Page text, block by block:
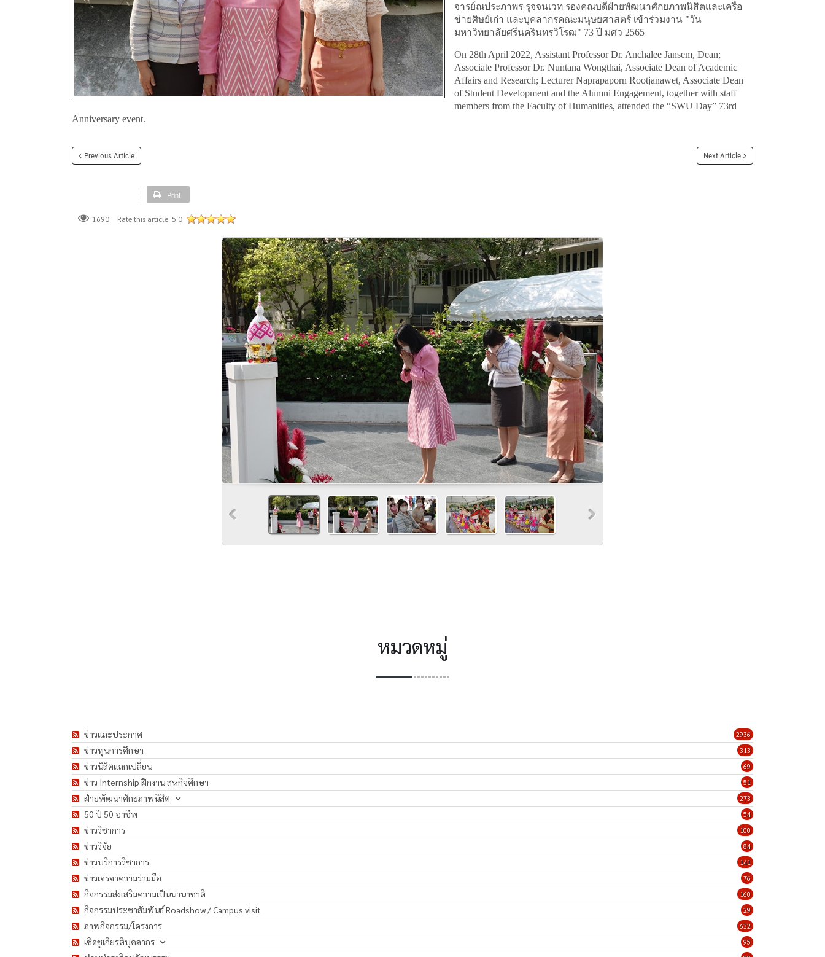
จารย์ณประภาพร รุจจนเวท รองคณบดีฝ่ายพัฒนาศักยภาพนิสิตและเครือ
ข่ายศิษย์เก่า และบุคลากรคณะมนุษยศาสตร์ เข้าร่วมงาน "วัน
มหาวิทยาลัยศรีนครินทรวิโรฒ" 73 ปี มศว 2565
On 28th April 2022, Assistant Professor Dr. Anchalee Jansem, Dean;
Associate Professor Dr. Nuntana Wongthai, Associate Dean of Academic
Affairs and Research; Lecturer Naprapaporn Rootjanawet, Associate Dean
of Student Development and the Alumni Engagement, together with staff
members from the Faculty of Humanities, attended the “SWU Day” 73rd
Anniversary event.
Previous Article Next Article
Print
1690 Rate this article: 5.0
หมวดหมู่
2936
ข่าวและประกาศ
313
ข่าวทุนการศึกษา
69
ข่าวนิสิตแลกเปลี่ยน
51
ข่าว Internship ฝึกงาน สหกิจศึกษา
273
ฝ่ายพัฒนาศักยภาพนิสิต
54
50 ปี 50 อาชีพ
100
ข่าววิชาการ
84
ข่าววิจัย
141
ข่าวบริการวิชาการ
76
ข่าวเจรจาความร่วมมือ
160
กิจกรรมส่งเสริมความเป็นนานาชาติ
29
กิจกรรมประชาสัมพันธ์ Roadshow / Campus visit
632
ภาพกิจกรรม/โครงการ
95
เชิดชูเกียรติบุคลากร